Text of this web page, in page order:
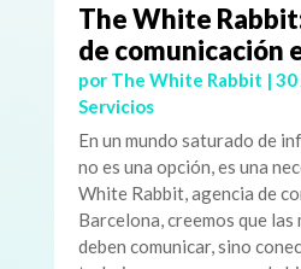
The White
de comunicación
por The White Rabbit | 30
Servicios
En un mundo saturado de
no es una opción, es una
White Rabbit, agencia de
Barcelona, creemos que las
deben comunicar, sino